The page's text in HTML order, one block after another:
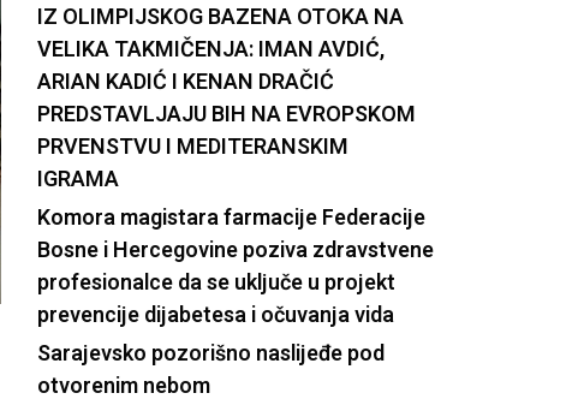
IZ OLIMPIJSKOG BAZENA OTOKA NA
VELIKA TAKMIČENJA: IMAN AVDIĆ,
ARIAN KADIĆ I KENAN DRAČIĆ
PREDSTAVLJAJU BIH NA EVROPSKOM
PRVENSTVU I MEDITERANSKIM
IGRAMA
Komora magistara farmacije Federacije
Bosne i Hercegovine poziva zdravstvene
profesionalce da se uključe u projekt
prevencije dijabetesa i očuvanja vida
Sarajevsko pozorišno naslijeđe pod
otvorenim nebom